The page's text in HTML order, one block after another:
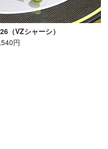
（VZシャーシ）
円